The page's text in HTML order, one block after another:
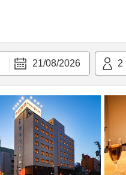
21/08/2026 2